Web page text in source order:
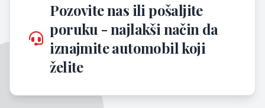
Pozovite nas ili pošaljite
poruku - najlakši način da
iznajmite automobil koji
želite